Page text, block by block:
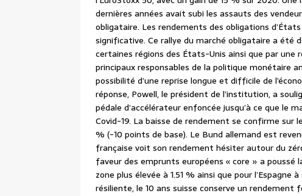
dernières années avait subi les assauts des
obligataire. Les rendements des obligations
significative. Ce rallye du marché obligataire a été
certaines régions des États-Unis ainsi que par une
principaux responsables de la politique monétaire
possibilité d’une reprise longue et difficile de
réponse, Powell, le président de l’institution, a
pédale d’accélérateur enfoncée jusqu’à ce que le
Covid-19. La baisse de rendement se confirme sur
% (-10 points de base). Le Bund allemand est
française voit son rendement hésiter autour du
faveur des emprunts européens « core » a
zone plus élevée à 1.51 % ainsi que pour
résiliente, le 10 ans suisse conserve un